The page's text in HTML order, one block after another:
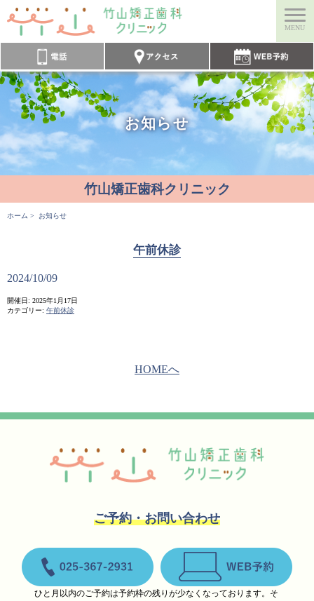
電話 アクセス ウェブ予約
お知らせ
竹山矯正歯科クリニック
ホーム > お知らせ
午前休診
2024/10/09
開催日: 2025年1月17日
カテゴリー: 午前休診
HOMEへ
ご予約・お問い合わせ
お電話 025-367-2931 ウェブ予約
ひと月以内のご予約は予約枠の残りが少なくなっております。そ